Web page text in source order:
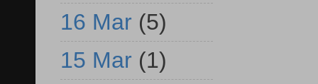
16 Mar (5)
15 Mar (1)